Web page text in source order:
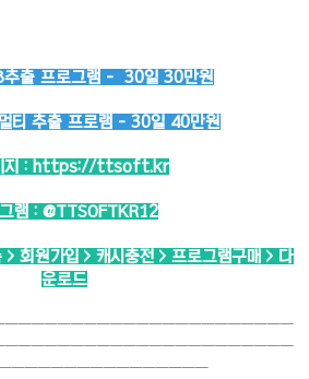
추출 프로그램 - 30일 30만원
티 추출 프로램 - 30일 40만원
지 : https://ttsoft.kr
램 : @TTSOFTKR12
회원가입 > 캐시충전 > 프로그램구매 > 다
운로드